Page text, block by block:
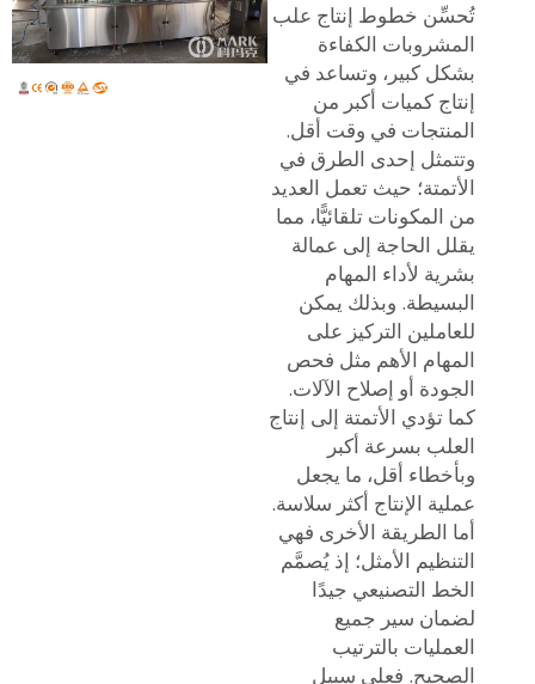
تُحسِّن خطوط إنتاج علب
المشروبات الكفاءة
بشكل كبير، وتساعد في
إنتاج كميات أكبر من
المنتجات في وقت أقل.
وتتمثل إحدى الطرق في
الأتمتة؛ حيث تعمل العديد
من المكونات تلقائيًّا، مما
يقلل الحاجة إلى عمالة
بشرية لأداء المهام
البسيطة. وبذلك يمكن
للعاملين التركيز على
المهام الأهم مثل فحص
الجودة أو إصلاح الآلات.
كما تؤدي الأتمتة إلى إنتاج
العلب بسرعة أكبر
وبأخطاء أقل، ما يجعل
عملية الإنتاج أكثر سلاسة.
أما الطريقة الأخرى فهي
التنظيم الأمثل؛ إذ يُصمَّم
الخط التصنيعي جيدًا
لضمان سير جميع
العمليات بالترتيب
الصحيح. فعلى سبيل